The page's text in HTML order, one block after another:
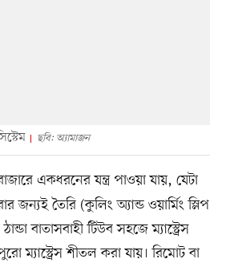
ছবি: অ্যামাজন
একধরনের যন্ত্র পাওয়া যায়, যেটা
জন্যই তৈরি (কুলিং অ্যান্ড ওয়ার্মিং স্লিপ
বাতাসবাহী টিউব সহজে ম্যাস্ট্রেস
ম্যাস্ট্রেস শীতল করা যায়। রিমোট বা